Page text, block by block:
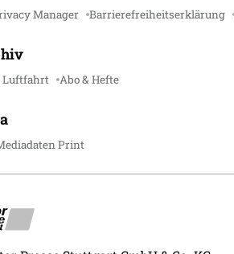
Manager Barrierefreiheitserklärung
Luftfahrt Abo & Hefte
Print